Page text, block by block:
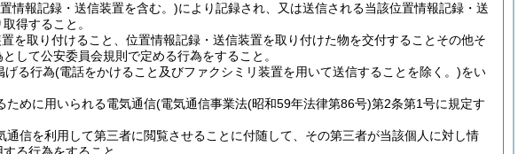
情報記録・送信装置を含む。)により記録され、又は送信される当該位置情報記録・送
得すること。
を取り付けること、位置情報記録・送信装置を取り付けた物を交付することその他そ
して公安委員会規則で定める行為をすること。
げる行為(電話をかけること及びファクシミリ装置を用いて送信することを除く。)をい
ために用いられる電気通信(電気通信事業法(昭和59年法律第86号)第2条第1号に規定す
信を利用して第三者に閲覧させることに付随して、その第三者が当該個人に対し情